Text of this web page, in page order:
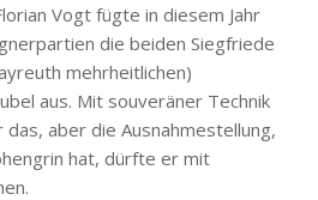
Vogt fügte in diesem Jahr
die beiden Siegfriede
mehrheitlichen)
aus. Mit souveräner Technik
aber die Ausnahmestellung,
hat, dürfte er mit